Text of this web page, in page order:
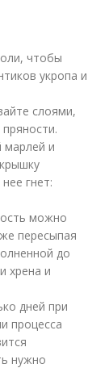
чтобы
укропа и
слоями,
марлей и
гнет:
можно
пересыпая
до
хрена и
дней при
процесса
нужно